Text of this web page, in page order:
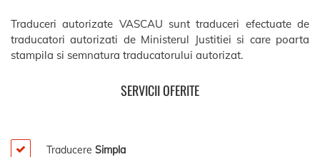
Traduceri autorizate VASCAU sunt traduceri efectuate de
traducatori autorizati de Ministerul Justitiei si care poarta
stampila si semnatura traducatorului autorizat.
SERVICII OFERITE
Traducere Simpla